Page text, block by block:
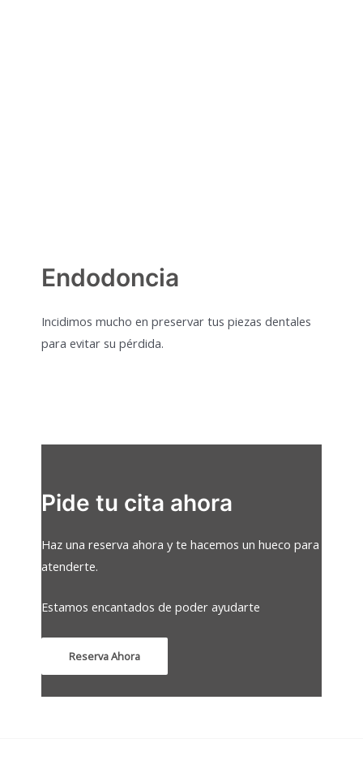
Endodoncia
Incidimos mucho en preservar tus piezas dentales
para evitar su pérdida.
Pide tu cita ahora
Haz una reserva ahora y te hacemos un hueco para
atenderte.
Estamos encantados de poder ayudarte
Reserva Ahora